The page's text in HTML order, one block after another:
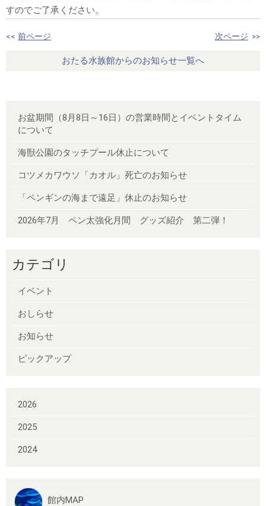
すのでご了承ください。
<< 前ページ 次ページ >>
おたる水族館からのお知らせ一覧へ
お盆期間（8月8日～16日）の営業時間とイベントタイム
について
海獣公園のタッチプール休止について
コツメカワウソ「カオル」死亡のお知らせ
「ペンギンの海まで遠足」休止のお知らせ
2026年7月 ペン太強化月間 グッズ紹介 第二弾！
カテゴリ
イベント
おしらせ
お知らせ
ピックアップ
2026
2025
2024
館内MAP